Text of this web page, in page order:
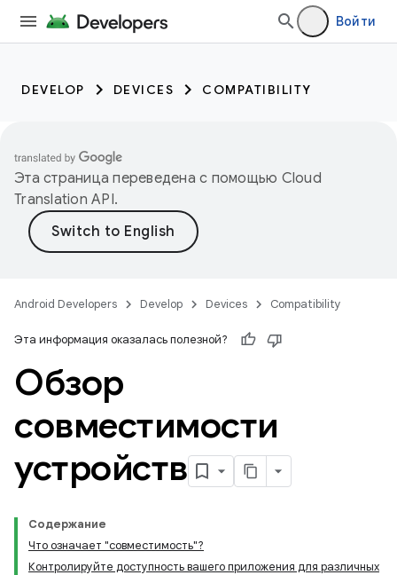
Войти
DEVELOP DEVICES COMPATIBILITY
Эта страница переведена с помощью Cloud
Translation API.
Android Developers Develop Devices Compatibility
Эта информация оказалась полезной?
Обзор
совместимости
устройств
Содержание
Что означает "совместимость"?
Контролируйте доступность вашего приложения для различных